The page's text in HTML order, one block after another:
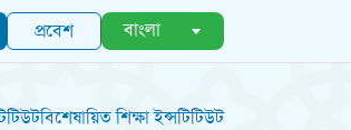
প্রবেশ বাংলা
বিশেষায়িত শিক্ষা ইন্সটিটিউট